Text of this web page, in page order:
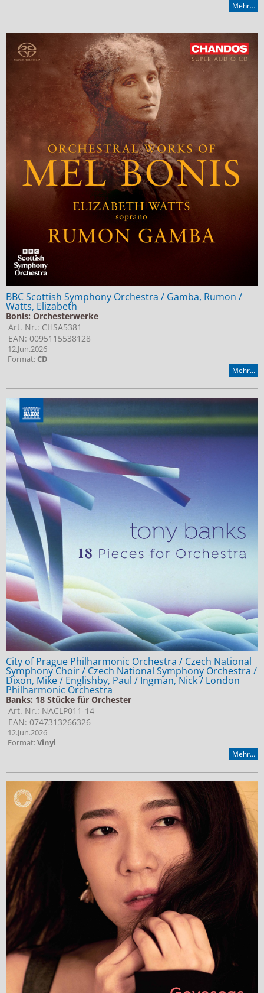
Mehr...
BBC Scottish Symphony Orchestra / Gamba, Rumon /
Watts, Elizabeth
Bonis: Orchesterwerke
Art. Nr.: CHSA5381
EAN: 0095115538128
12.Jun.2026
Format:CD
Mehr...
City of Prague Philharmonic Orchestra / Czech National
Symphony Choir / Czech National Symphony Orchestra /
Dixon, Mike / Englishby, Paul / Ingman, Nick / London
Philharmonic Orchestra
Banks: 18 Stücke für Orchester
Art. Nr.: NACLP011-14
EAN: 0747313266326
12.Jun.2026
Format:Vinyl
Mehr...